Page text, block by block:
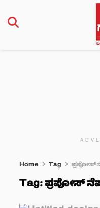
Home Tag ಪ್ರಪೋಸ್
Tag:ಪ್ರಪೋಸ್